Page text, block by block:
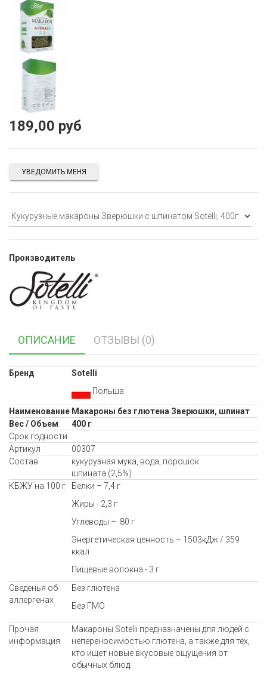
189,00 руб
УВЕДОМИТЬ МЕНЯ
Производитель
ОПИСАНИЕ ОТЗЫВЫ (0)
Бренд
Sotelli
Польша
Наименование Макароны без глютена Зверюшки, шпинат
Вес / Объем
400 г
Срок годности
Артикул
00307
Состав
кукурузная мука, вода, порошок
шпината (2,5%)
КБЖУ на 100 г
Белки – 7,4 г
Жиры - 2,3 г
Углеводы – 80 г
Энергетическая ценность – 1503кДж / 359
ккал
Пищевые волокна - 3 г
Сведенья об
аллергенах
Без глютена
Без ГМО
Прочая
информация
Макароны Sotelli предназначены для людей с
непереносимостью глютена, а также для тех,
кто ищет новые вкусовые ощущения от
обычных блюд.